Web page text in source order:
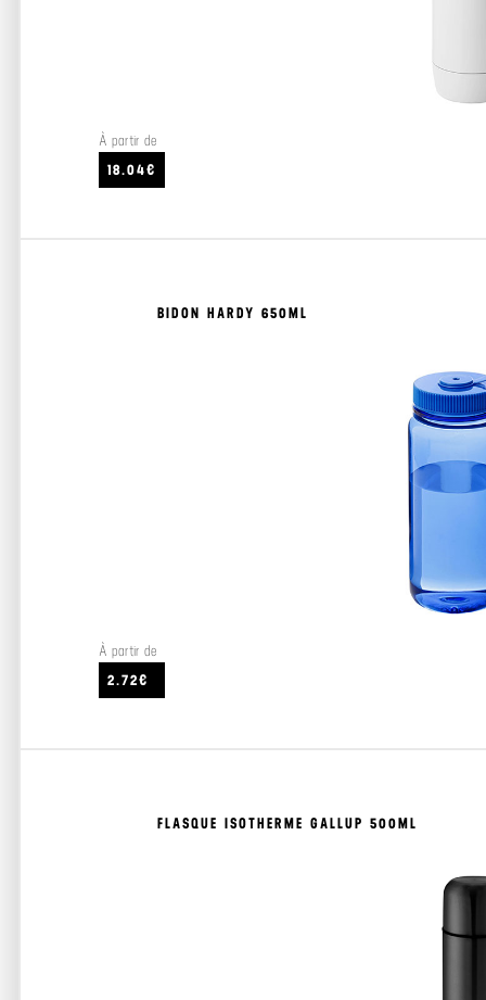
À partir de
18.04€
BIDON HARDY 650ML
À partir de
2.72€
FLASQUE ISOTHERME GALLUP 500ML